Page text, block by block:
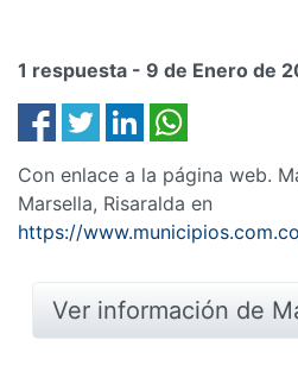
1 respuesta - 9 de Enero de
Con enlace a la página web.
Marsella, Risaralda en
https://
Ver información de